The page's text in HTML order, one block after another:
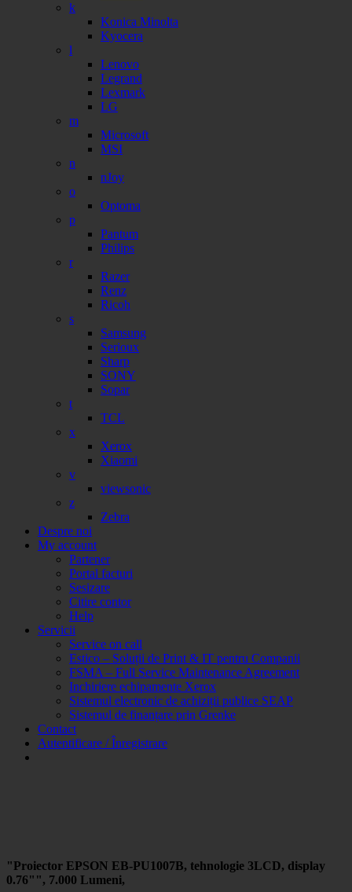
k
Konica Minolta
Kyocera
l
Lenovo
Legrand
Lexmark
LG
m
Microsoft
MSI
n
nJoy
o
Optoma
p
Pantum
Philips
r
Razer
Renz
Ricoh
s
Samsung
Serioux
Sharp
SONY
Sopar
t
TCL
x
Xerox
Xiaomi
v
viewsonic
z
Zebra
Despre noi
My account
Partener
Portal facturi
Sesizare
Citire contor
Help
Servicii
Service on call
Estico – Soluții de Print & IT pentru Companii
FSMA – Full Service Maintenance Agreement
Inchiriere echipamente Xerox
Sistemul electronic de achiziții publice SEAP
Sistemul de finanțare prin Grenke
Contact
Autentificare / Înregistrare
"Proiector EPSON EB-PU1007B, tehnologie 3LCD, display
0.76"", 7.000 Lumeni,